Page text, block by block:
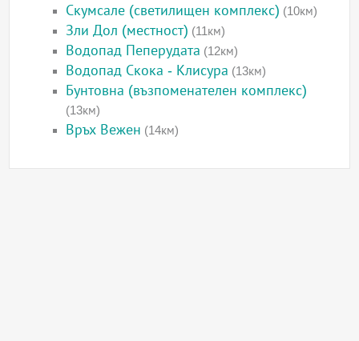
Скумсале (светилищен комплекс) (10км)
Зли Дол (местност) (11км)
Водопад Пеперудата (12км)
Водопад Скока - Клисура (13км)
Бунтовна (възпоменателен комплекс)
(13км)
Връх Вежен (14км)